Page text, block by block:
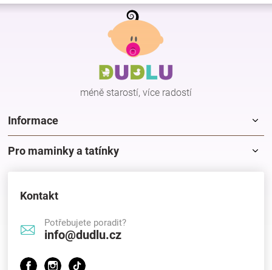
Z
méně starostí, více radostí
Informace
Pro maminky a tatínky
Kontakt
Potřebujete poradit?
info@dudlu.cz